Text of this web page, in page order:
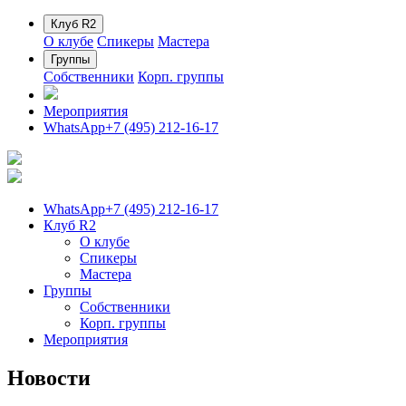
Клуб R2
О клубе Спикеры Мастера
Группы
Собственники Корп. группы
Мероприятия
WhatsApp+7 (495) 212-16-17
WhatsApp+7 (495) 212-16-17
Клуб R2
О клубе
Спикеры
Мастера
Группы
Собственники
Корп. группы
Мероприятия
Новости